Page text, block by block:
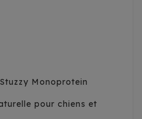
Monoprotein
pour chiens et